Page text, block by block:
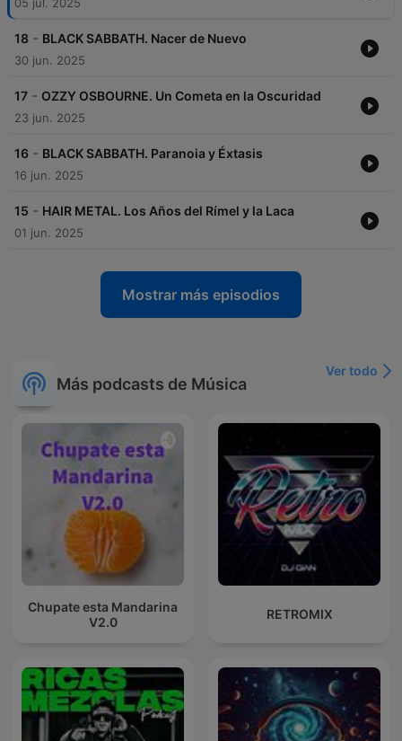
18 - BLACK SABBATH. Nacer de Nuevo
30 jun. 2025
17 - OZZY OSBOURNE. Un Cometa en la Oscuridad
23 jun. 2025
16 - BLACK SABBATH. Paranoia y Éxtasis
16 jun. 2025
15 - HAIR METAL. Los Años del Rímel y la Laca
01 jun. 2025
Mostrar más episodios
Más podcasts de Música
Ver todo
Chupate esta Mandarina
V2.0
RETROMIX